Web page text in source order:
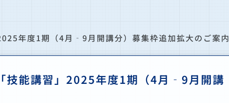
年度1期（4月‐9月開講分）募集枠追加拡大のご案内
技能講習」2025年度1期（4月‐9月開講